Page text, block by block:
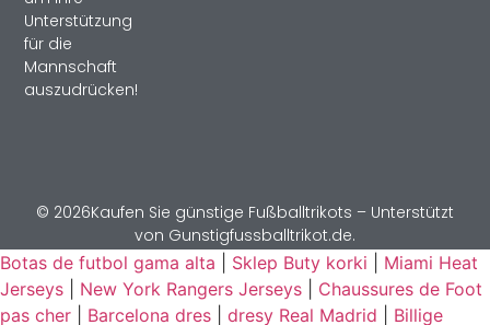
Unterstützung
für die
Mannschaft
auszudrücken!
© 2026Kaufen Sie günstige Fußballtrikots – Unterstützt
von Gunstigfussballtrikot.de.
Botas de futbol gama alta
Sklep Buty korki
Miami Heat
Jerseys
New York Rangers Jerseys
Chaussures de Foot
pas cher
Barcelona dres dresy Real Madrid Billige